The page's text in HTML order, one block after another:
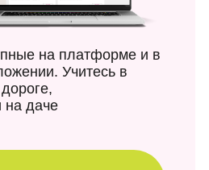
на платформе и в
Учитесь в
на даче